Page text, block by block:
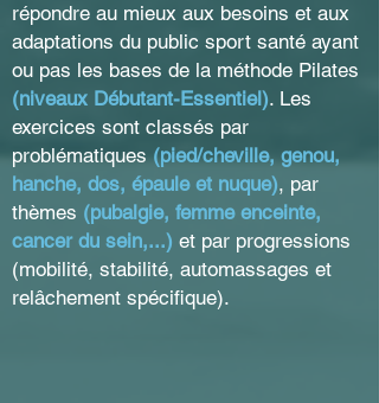
répondre au mieux aux besoins et aux
adaptations du public sport santé ayant
ou pas les bases de la méthode Pilates
(niveaux Débutant-Essentiel). Les
exercices sont classés par
problématiques (pied/cheville, genou,
hanche, dos, épaule et nuque), par
thèmes (pubalgie, femme enceinte,
cancer du sein,...) et par progressions
(mobilité, stabilité, automassages et
relâchement spécifique).